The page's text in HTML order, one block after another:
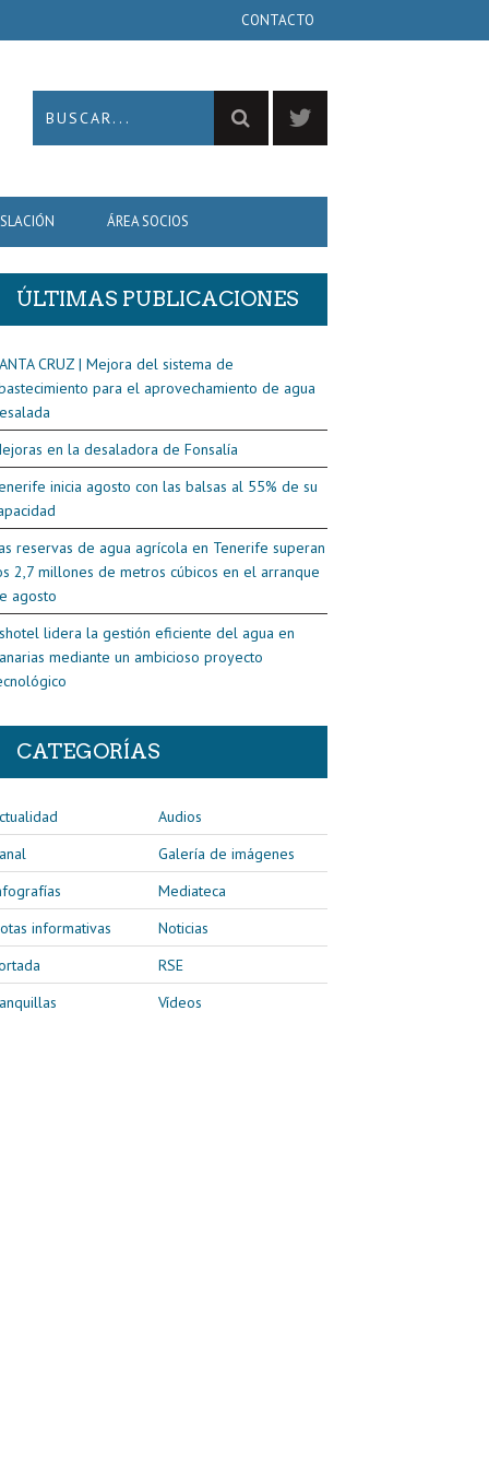
CONTACTO
ÁREA SOCIOS
ÚLTIMAS PUBLICACIONES
CRUZ | Mejora del sistema de
para el aprovechamiento de agua
en la desaladora de Fonsalía
inicia agosto con las balsas al 55% de su
reservas de agua agrícola en Tenerife superan
2,7 millones de metros cúbicos en el arranque
agosto
lidera la gestión eficiente del agua en
mediante un ambicioso proyecto
CATEGORÍAS
Audios
Galería de imágenes
Mediateca
informativas
Noticias
RSE
Vídeos